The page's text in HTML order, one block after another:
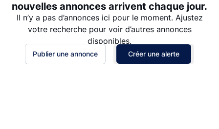
nouvelles annonces arrivent chaque jour.
Il n’y a pas d’annonces ici pour le moment. Ajustez
votre recherche pour voir d’autres annonces
disponibles.
Publier une annonce Créer une alerte